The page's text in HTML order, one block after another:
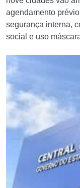
agendamento
segurança interna,
social e uso